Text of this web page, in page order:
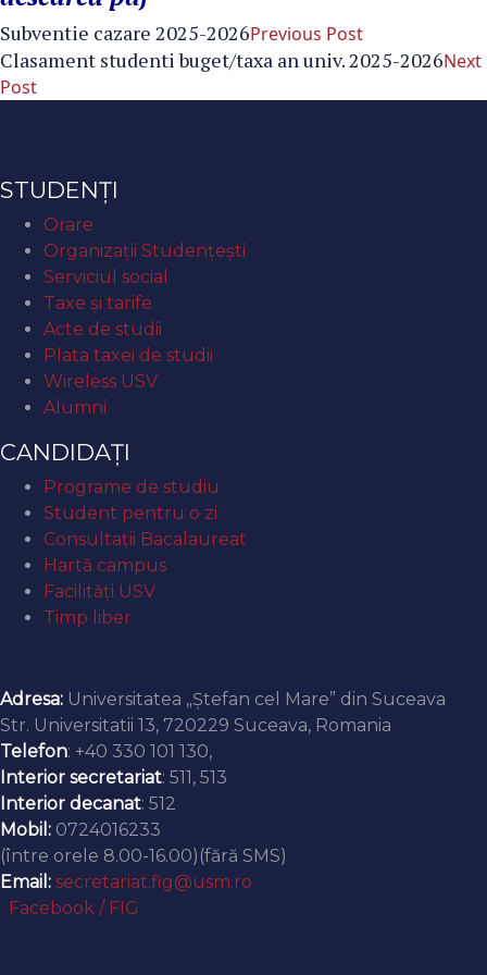
Subventie cazare 2025-2026Previous Post
Clasament studenti buget/taxa an univ. 2025-2026Next
Post
STUDENȚI
Orare
Organizaţii Studenţeşti
Serviciul social
Taxe și tarife
Acte de studii
Plata taxei de studii
Wireless USV
Alumni
CANDIDAȚI
Programe de studiu
Student pentru o zi
Consultații Bacalaureat
Hartă campus
Facilități USV
Timp liber
Adresa: Universitatea „Ștefan cel Mare” din Suceava
Str. Universitatii 13, 720229 Suceava, Romania
Telefon: +40 330 101 130,
Interior secretariat: 511, 513
Interior decanat: 512
Mobil: 0724016233
(între orele 8.00-16.00)(fără SMS)
Email: secretariat.fig@usm.ro
Facebook / FIG